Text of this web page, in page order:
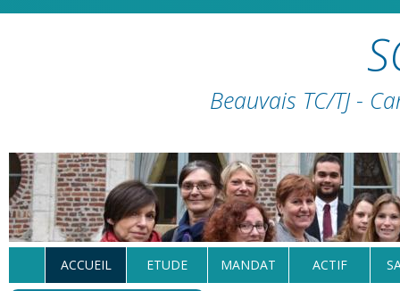
Beauvais TC/TJ -
ACCUEIL ETUDE MANDAT ACTIF